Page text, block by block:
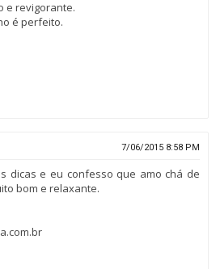
e revigorante.
é perfeito.
7/06/2015 8:58 PM
dicas e eu confesso que amo chá de
bom e relaxante.